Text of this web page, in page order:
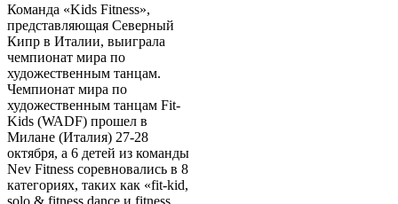
Команда «Kids Fitness»,
представляющая Северный
Кипр в Италии, выиграла
чемпионат мира по
художественным танцам.
Чемпионат мира по
художественным танцам Fit-
Kids (WADF) прошел в
Милане (Италия) 27-28
октября, а 6 детей из команды
Nev Fitness соревновались в 8
категориях, таких как «fit-kid,
solo & fitness dance и fitness